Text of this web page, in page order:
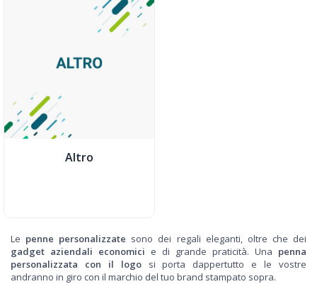
Altro
Le penne personalizzate sono dei regali eleganti, oltre che dei
gadget aziendali economici e di grande praticità. Una penna
personalizzata con il logosi porta dappertutto e le vostre
andranno in giro con il marchio del tuo brand stampato sopra.